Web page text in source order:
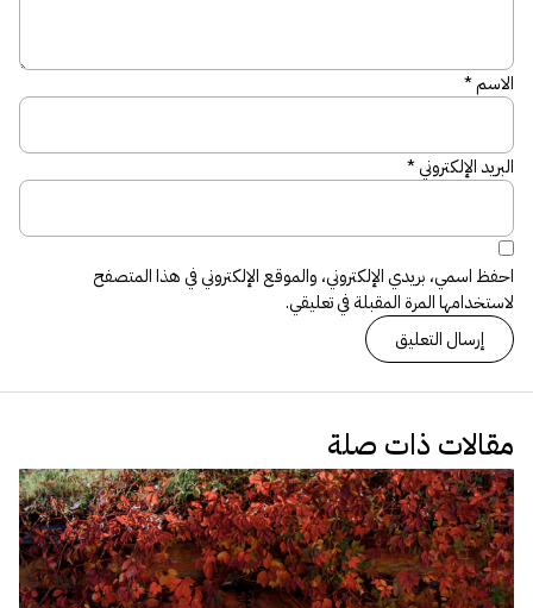
الاسم*
البريد الإلكتروني*
احفظ اسمي، بريدي الإلكتروني، والموقع الإلكتروني في هذا المتصفح
لاستخدامها المرة المقبلة في تعليقي.
مقالات ذات صلة